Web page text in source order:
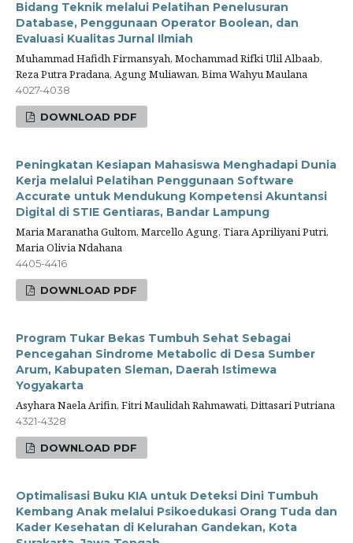
Bidang Teknik melalui Pelatihan Penelusuran
Database, Penggunaan Operator Boolean, dan
Evaluasi Kualitas Jurnal Ilmiah
Muhammad Hafidh Firmansyah, Mochammad Rifki Ulil Albaab,
Reza Putra Pradana, Agung Muliawan, Bima Wahyu Maulana
4027-4038
DOWNLOAD PDF
Peningkatan Kesiapan Mahasiswa Menghadapi Dunia
Kerja melalui Pelatihan Penggunaan Software
Accurate untuk Mendukung Kompetensi Akuntansi
Digital di STIE Gentiaras, Bandar Lampung
Maria Maranatha Gultom, Marcello Agung, Tiara Apriliyani Putri,
Maria Olivia Ndahana
4405-4416
DOWNLOAD PDF
Program Tukar Bekas Tumbuh Sehat Sebagai
Pencegahan Sindrome Metabolic di Desa Sumber
Arum, Kabupaten Sleman, Daerah Istimewa
Yogyakarta
Asyhara Naela Arifin, Fitri Maulidah Rahmawati, Dittasari Putriana
4321-4328
DOWNLOAD PDF
Optimalisasi Buku KIA untuk Deteksi Dini Tumbuh
Kembang Anak melalui Psikoedukasi Orang Tuda dan
Kader Kesehatan di Kelurahan Gandekan, Kota